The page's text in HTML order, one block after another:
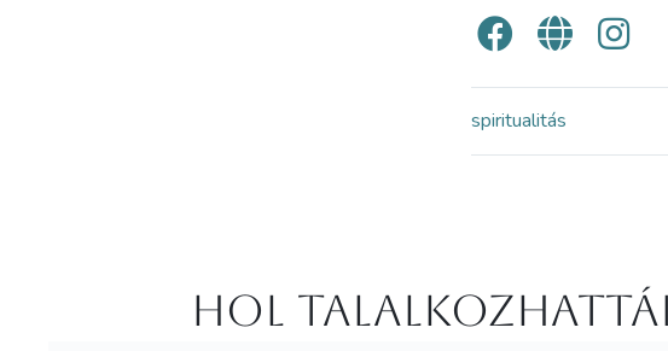
spiritualitás
Hol Talalkozhattál